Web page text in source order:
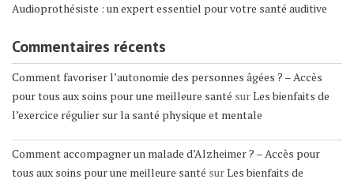
Audioprothésiste : un expert essentiel pour votre santé auditive
Commentaires récents
Comment favoriser l’autonomie des personnes âgées ? – Accès
pour tous aux soins pour une meilleure santé surLes bienfaits de
l’exercice régulier sur la santé physique et mentale
Comment accompagner un malade d’Alzheimer ? – Accès pour
tous aux soins pour une meilleure santé surLes bienfaits de